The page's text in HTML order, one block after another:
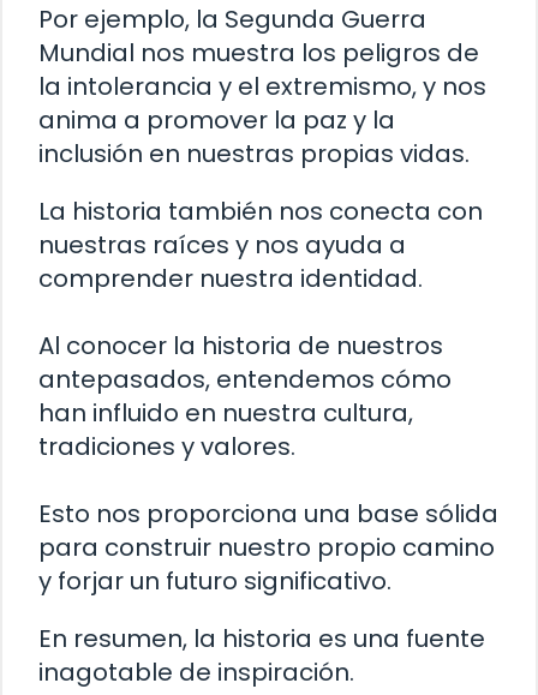
Por ejemplo, la Segunda Guerra
Mundial nos muestra los peligros de
la intolerancia y el extremismo, y nos
anima a promover la paz y la
inclusión en nuestras propias vidas.
La historia también nos conecta con
nuestras raíces y nos ayuda a
comprender nuestra identidad.
Al conocer la historia de nuestros
antepasados, entendemos cómo
han influido en nuestra cultura,
tradiciones y valores.
Esto nos proporciona una base sólida
para construir nuestro propio camino
y forjar un futuro significativo.
En resumen, la historia es una fuente
inagotable de inspiración.